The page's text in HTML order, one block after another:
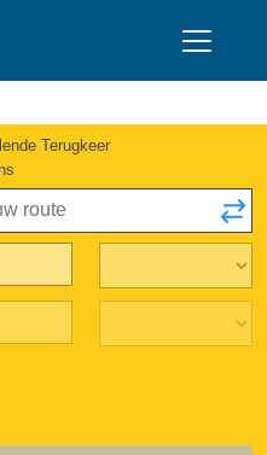
Terugkeer